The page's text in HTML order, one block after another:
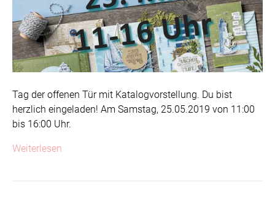
Tag der offenen Tür mit Katalogvorstellung. Du bist
herzlich eingeladen! Am Samstag, 25.05.2019 von 11:00
bis 16:00 Uhr.
Weiterlesen